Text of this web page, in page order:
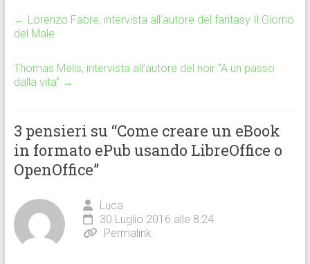
ce
b
o
ok
tt at
A
p
n
vi
di
← Lorenzo Fabre, intervista all’autore del fantasy Il Giorno
del Male
Thomas Melis, intervista all’autore del noir “A un passo
dalla vita” →
3 pensieri su “Come creare un eBook
in formato ePub usando LibreOffice o
OpenOffice”
Luca
30 Luglio 2016 alle 8:24
Permalink